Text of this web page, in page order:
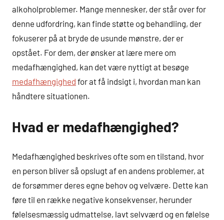
alkoholproblemer. Mange mennesker, der står over for
denne udfordring, kan finde støtte og behandling, der
fokuserer på at bryde de usunde mønstre, der er
opstået. For dem, der ønsker at lære mere om
medafhængighed, kan det være nyttigt at besøge
medafhængighed for at få indsigt i, hvordan man kan
håndtere situationen.
Hvad er medafhængighed?
Medafhængighed beskrives ofte som en tilstand, hvor
en person bliver så opslugt af en andens problemer, at
de forsømmer deres egne behov og velvære. Dette kan
føre til en række negative konsekvenser, herunder
følelsesmæssig udmattelse, lavt selvværd og en følelse